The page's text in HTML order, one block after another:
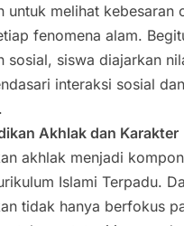
untuk melihat kebesaran
fenomena alam.
sosial, siswa diajarkan
interaksi sosial
Akhlak dan Karakter
akhlak menjadi
Islami Terpadu.
tidak hanya berfokus